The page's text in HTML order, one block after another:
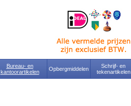
Bureau- en
kantoorartikelen
Opbergmiddelen
Schrijf- en
tekenartikelen